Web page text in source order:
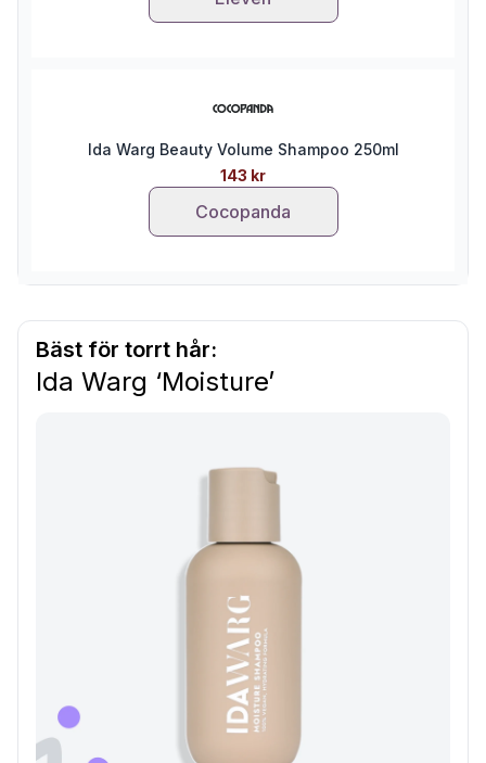
Ida Warg Beauty Volume Shampoo 250ml
143 kr
Cocopanda
Bäst för torrt hår:
Ida Warg ‘Moisture’